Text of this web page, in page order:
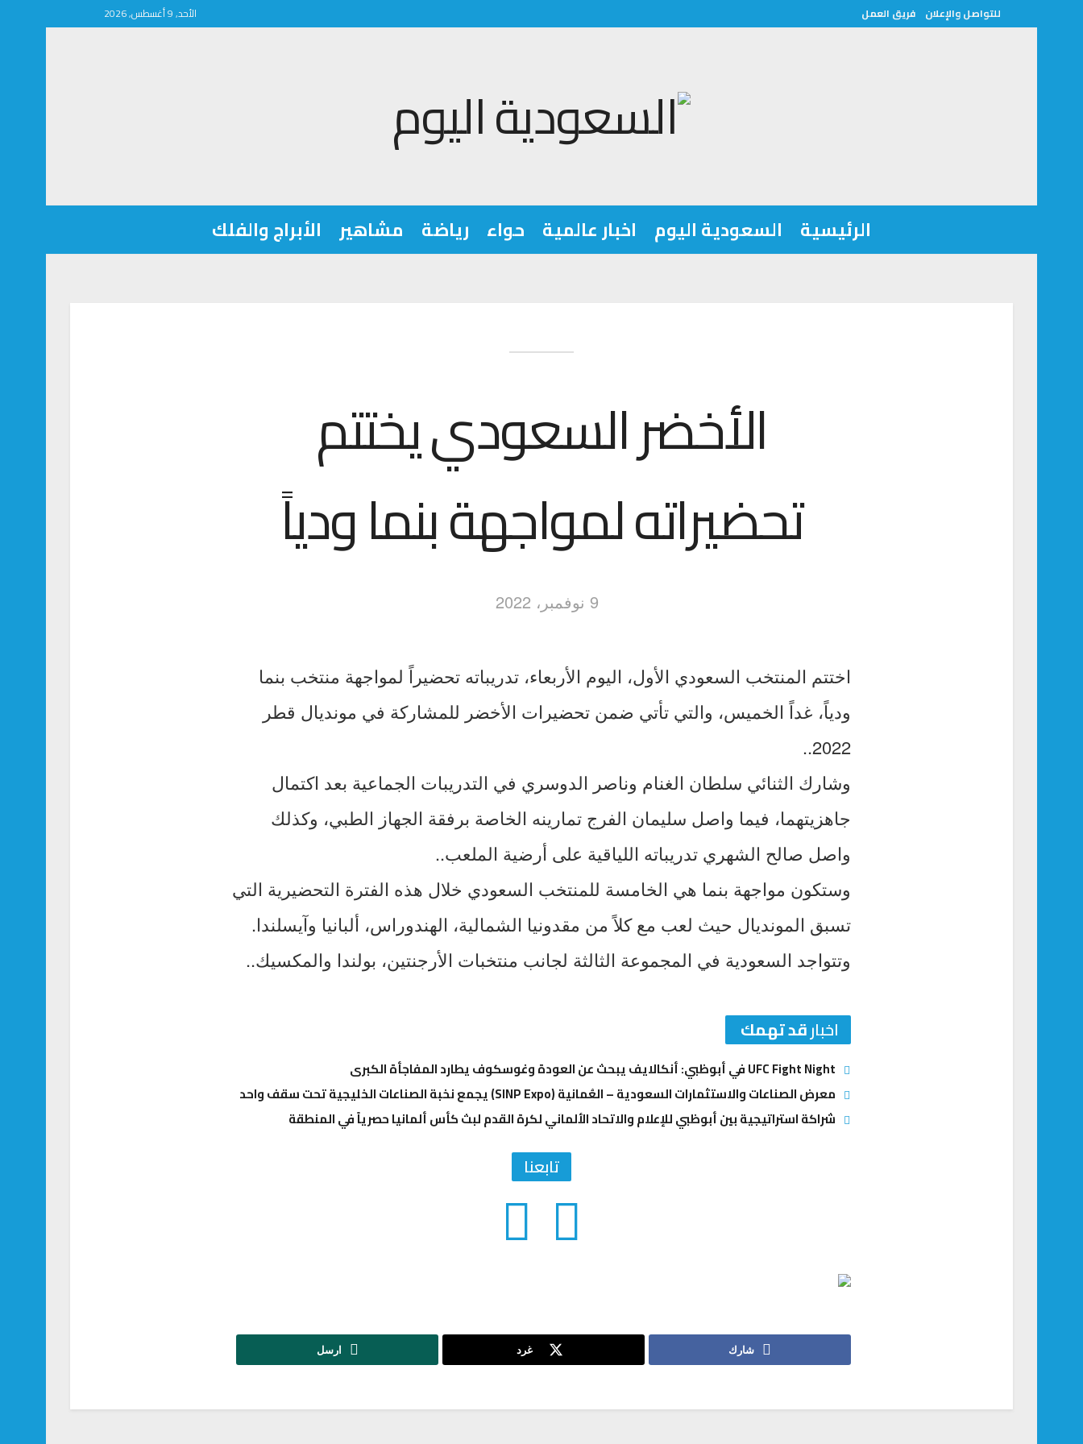
للتواصل والإعلان فريق العمل الأحد, 9 أغسطس, 2026
الرئيسية السعودية اليوم اخبار عالمية حواء رياضة مشاهير الأبراج والفلك
الأخضر السعودي يختتم
تحضيراته لمواجهة بنما ودياً
9 نوفمبر، 2022
اختتم المنتخب السعودي الأول، اليوم الأربعاء، تدريباته تحضيراً لمواجهة منتخب بنما
ودياً، غداً الخميس، والتي تأتي ضمن تحضيرات الأخضر للمشاركة في مونديال قطر
2022..
وشارك الثنائي سلطان الغنام وناصر الدوسري في التدريبات الجماعية بعد اكتمال
جاهزيتهما، فيما واصل سليمان الفرج تمارينه الخاصة برفقة الجهاز الطبي، وكذلك
واصل صالح الشهري تدريباته اللياقية على أرضية الملعب..
وستكون مواجهة بنما هي الخامسة للمنتخب السعودي خلال هذه الفترة التحضيرية التي
تسبق المونديال حيث لعب مع كلاً من مقدونيا الشمالية، الهندوراس، ألبانيا وآيسلندا.
وتتواجد السعودية في المجموعة الثالثة لجانب منتخبات الأرجنتين، بولندا والمكسيك..
اخبارقد تهمك
UFC Fight Night في أبوظبي: أنكالايف يبحث عن العودة وغوسكوف يطارد المفاجأة الكبرى
معرض الصناعات والاستثمارات السعودية – العُمانية (SINP Expo) يجمع نخبة الصناعات الخليجية تحت سقف واحد
شراكة استراتيجية بين أبوظبي للإعلام والاتحاد الألماني لكرة القدم لبث كأس ألمانيا حصرياً في المنطقة
تابعنا
شارك غرد ارسل